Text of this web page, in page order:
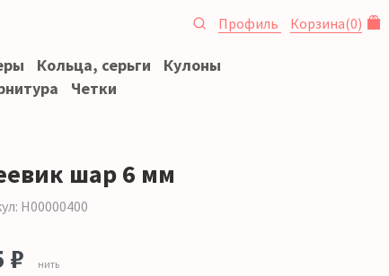
Профиль Корзина(0)
Кольца, серьги
Кулоны
Четки
шар 6 мм
Н00000400
₽ нить